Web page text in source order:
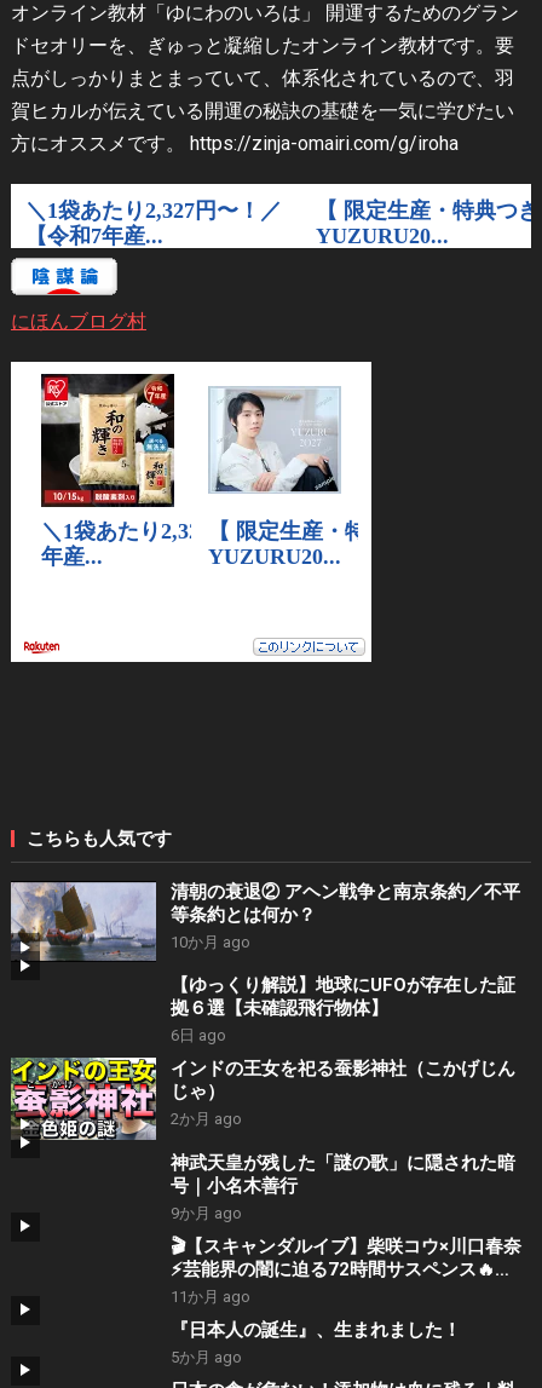
オンライン教材「ゆにわのいろは」 開運するためのグラン
ドセオリーを、ぎゅっと凝縮したオンライン教材です。要
点がしっかりまとまっていて、体系化されているので、羽
賀ヒカルが伝えている開運の秘訣の基礎を一気に学びたい
方にオススメです。 https://zinja-omairi.com/g/iroha
にほんブログ村
こちらも人気です
清朝の衰退② アヘン戦争と南京条約／不平
等条約とは何か？
10か月 ago
【ゆっくり解説】地球にUFOが存在した証
拠６選【未確認飛行物体】
6日 ago
インドの王女を祀る蚕影神社（こかげじん
じゃ）
2か月 ago
神武天皇が残した「謎の歌」に隠された暗
号｜小名木善行
9か月 ago
🎬【スキャンダルイブ】柴咲コウ×川口春奈
⚡芸能界の闇に迫る72時間サスペンス🔥
ABEMAオリジナルドラマ📺✨
11か月 ago
『日本人の誕生』、生まれました！
5か月 ago